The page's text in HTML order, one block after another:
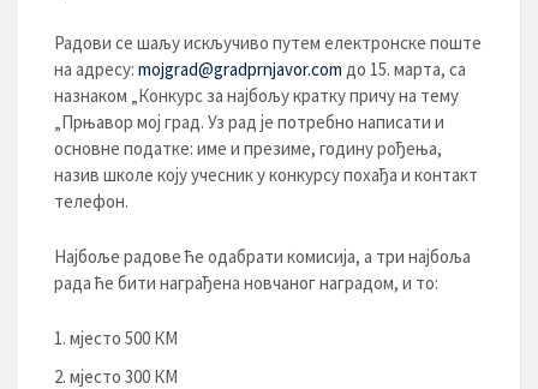
Радови се шаљу искључиво путем електронске поште
на адресу: mojgrad@gradprnjavor.com до 15. марта, са
назнаком „Конкурс за најбољу кратку причу на тему
„Прњавор мој град. Уз рад је потребно написати и
основне податке: име и презиме, годину рођења,
назив школе коју учесник у конкурсу похађа и контакт
телефон.
Најбоље радове ће одабрати комисија, а три најбоља
рада ће бити награђена новчаног наградом, и то:
мјесто 500 КМ
мјесто 300 КМ